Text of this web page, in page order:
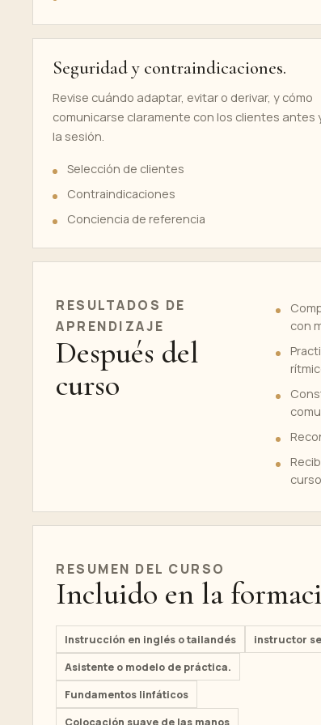
Seguridad y contraindicaciones.
Revise cuándo adaptar, evitar o derivar, y cómo
comunicarse claramente con los clientes antes
la sesión.
Selección de clientes
Contraindicaciones
Conciencia de referencia
RESULTADOS DE
APRENDIZAJE
Después del
curso
con
RESUMEN DEL CURSO
Incluido en la
Instrucción en inglés o tailandés
instructor
Asistente o modelo de práctica.
Fundamentos linfáticos
Colocación suave de las manos